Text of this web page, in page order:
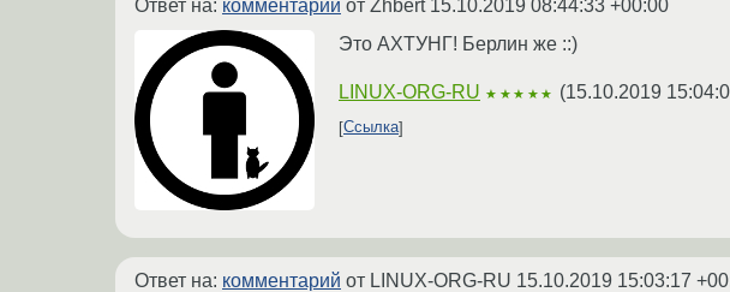
Ответ на: комментарий от Zhbert 15.10.2019 08:44:33 +00:00
Это АХТУНГ! Берлин же ::)
LINUX-ORG-RU ★★★★★ (15.10.2019
Ссылка
Ответ на: комментарий от LINUX-ORG-RU 15.10.2019 15:03:17